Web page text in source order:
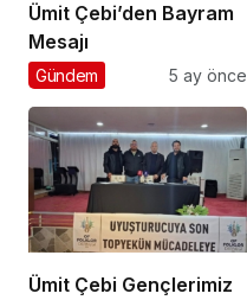
Ümit Çebi’den Bayram
Mesajı
Gündem 5 ay önce
Ümit Çebi Gençlerimiz